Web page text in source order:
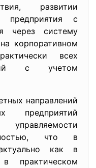
развитии
предприятия с
через систему
корпоративном
всех
с учетом
направлений
предприятий
что в
как в
практическом